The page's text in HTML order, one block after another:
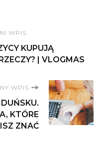
WPIS
KUPUJĄ
| VLOGMAS
WPIS
KTÓRE
ZNAĆ